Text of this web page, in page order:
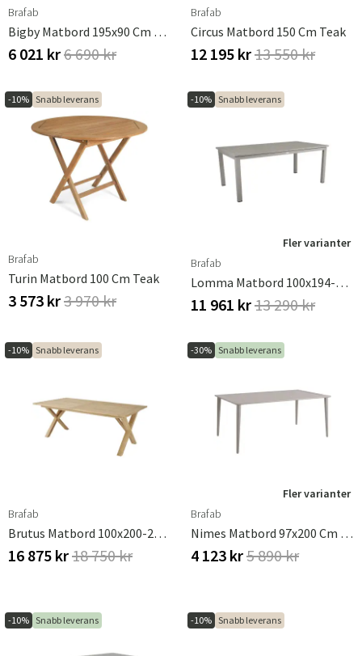
Brafab
Bigby Matbord 195x90 Cm Dusty Green
6 021 kr6 690 kr
Brafab
Circus Matbord 150 Cm Teak
12 195 kr13 550 kr
-10% Snabb leverans
Brafab
Turin Matbord 100 Cm Teak
3 573 kr3 970 kr
-10% Snabb leverans
Fler varianter
Brafab
Lomma Matbord 100x194-312 Cm Khaki
11 961 kr13 290 kr
-10% Snabb leverans
Brafab
Brutus Matbord 100x200-265 Cm Teak
16 875 kr18 750 kr
-30% Snabb leverans
Fler varianter
Brafab
Nimes Matbord 97x200 Cm Khaki
4 123 kr5 890 kr
-10% Snabb leverans -10% Snabb leverans